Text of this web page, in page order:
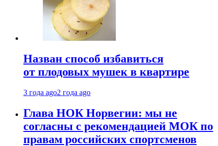
Назван способ избавиться
от плодовых мушек в квартире
3 года ago2 года ago
Глава НОК Норвегии: мы не
согласны с рекомендацией МОК по
правам российских спортсменов